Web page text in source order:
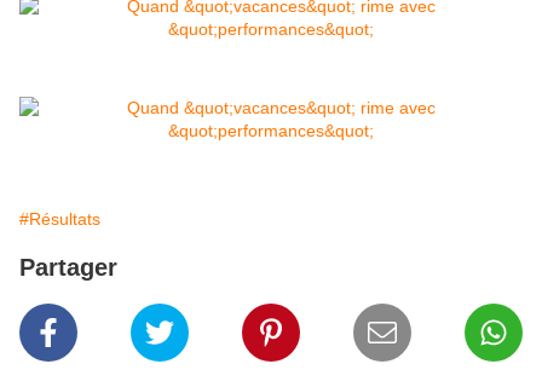
#Résultats
Partager